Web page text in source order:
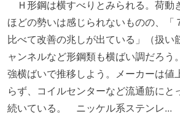
Ｈ形鋼は横すべりとみられる。荷動
ほどの勢いは感じられないものの、「
比べて改善の兆しが出ている」（扱い
ャンネルなど形鋼類も横ばい調だろ
強横ばいで推移しよう。メーカーは値
らず、コイルセンターなど流通筋にと
続いている。 ニッケル系ステンレ...